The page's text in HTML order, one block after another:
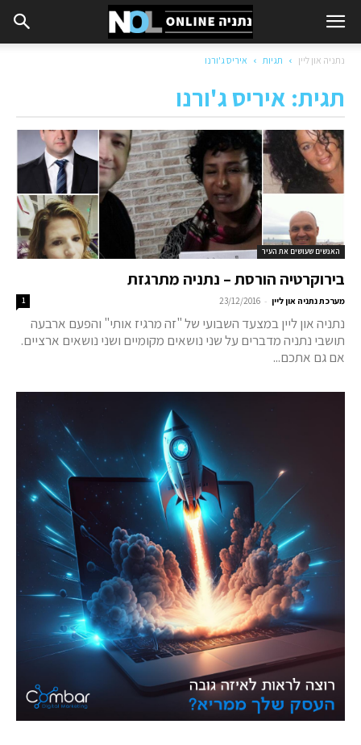
נתניה און ליין תגיות איריס ג'ורנו
תגית: איריס ג'ורנו
האנשים שעושים את העיר
בירוקרטיה הורסת – נתניה מתרגזת
מערכת נתניה און ליין -
23/12/2016
1
נתניה און ליין במצעד השבועי של "זה מרגיז אותי" והפעם ארבעה
תושבי נתניה מדברים על שני נושאים מקומיים ושני נושאים ארציים.
אם גם אתכם...